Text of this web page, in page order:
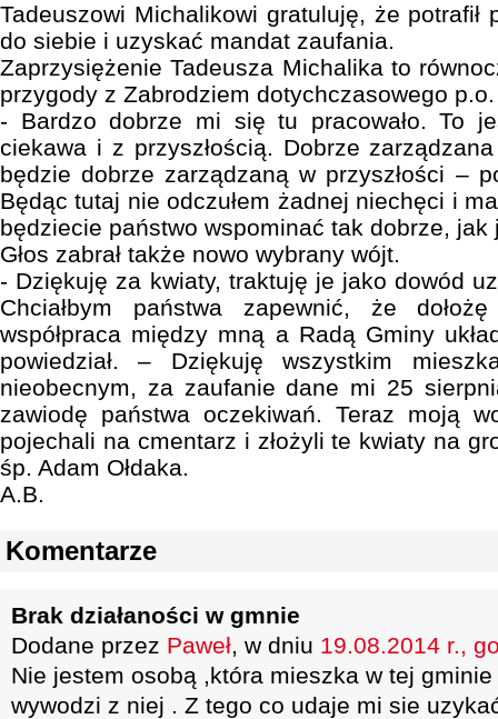
Tadeuszowi Michalikowi gratuluję, że potrafił
do siebie i uzyskać mandat zaufania.
Zaprzysiężenie Tadeusza Michalika to
przygody z Zabrodziem dotychczasowego
- Bardzo dobrze mi się tu pracowało. To
ciekawa i z przyszłością. Dobrze
będzie dobrze zarządzaną w przyszłości –
Będąc tutaj nie odczułem żadnej niechęci i
będziecie państwo wspominać tak dobrze, jak
Głos zabrał także nowo wybrany wójt.
- Dziękuję za kwiaty, traktuję je jako dowód
Chciałbym państwa zapewnić, że
współpraca między mną a Radą Gminy
powiedział. – Dziękuję wszystkim
nieobecnym, za zaufanie dane mi 25
zawiodę państwa oczekiwań. Teraz moją
pojechali na cmentarz i złożyli te kwiaty na
śp. Adam Ołdaka.
A.B.
Komentarze
Brak działaności w gmnie
Dodane przez Paweł, w dniu 19.08.2014 r.,
Nie jestem osobą ,która mieszka w tej
wywodzi z niej . Z tego co udaje mi sie